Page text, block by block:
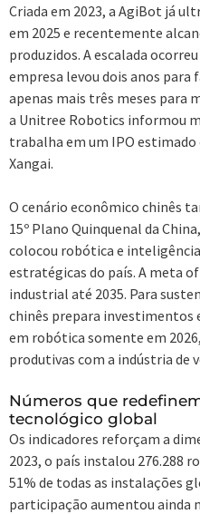
Criada em 2023, a AgiBot já
em 2025 e recentemente
produzidos. A escalada
empresa levou dois anos
apenas mais três meses para
a Unitree Robotics informou
trabalha em um IPO estimado
Xangai.
O cenário econômico chinês
15º Plano Quinquenal da
colocou robótica e
estratégicas do país. A meta
industrial até 2035. Para
chinês prepara investimentos
em robótica somente em
produtivas com a indústria de
Números que
tecnológico global
Os indicadores reforçam a
2023, o país instalou 276.288
51% de todas as instalações
participação aumentou ainda